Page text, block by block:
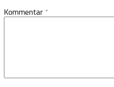
Kommentar *